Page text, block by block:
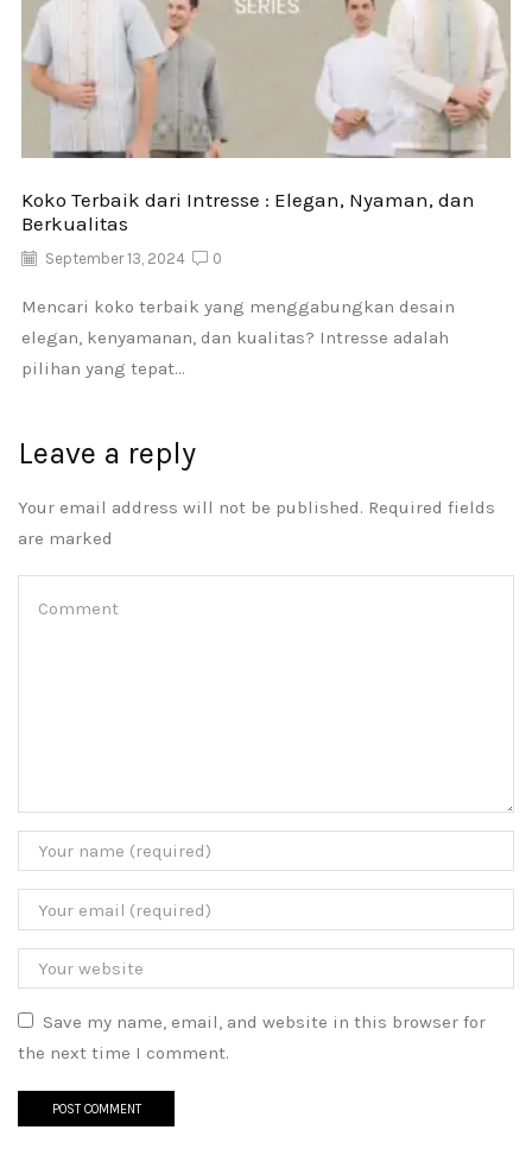
Koko Terbaik dari Intresse : Elegan, Nyaman, dan
Berkualitas
September 13, 2024 0
Mencari koko terbaik yang menggabungkan desain
elegan, kenyamanan, dan kualitas? Intresse adalah
pilihan yang tepat...
Leave a reply
Your email address will not be published. Required fields
are marked
Save my name, email, and website in this browser for
the next time I comment.